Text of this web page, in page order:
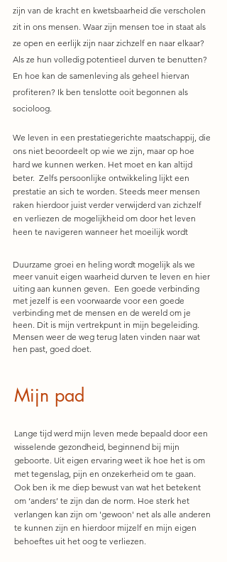
zijn van de kracht en kwetsbaarheid die verscholen
zit in ons mensen. Waar zijn mensen toe in staat als
ze open en eerlijk zijn naar zichzelf en naar elkaar?
Als ze hun volledig potentieel durven te benutten?
En hoe kan de samenleving als geheel hiervan
profiteren? Ik ben tenslotte ooit begonnen als
socioloog.
We leven in een prestatiegerichte maatschappij, die
ons niet beoordeelt op wie we zijn, maar op hoe
hard we kunnen werken. Het moet en kan altijd
beter. Zelfs persoonlijke ontwikkeling lijkt een
prestatie an sich te worden. Steeds meer mensen
raken hierdoor juist verder verwijderd van zichzelf
en verliezen de mogelijkheid om door het leven
heen te navigeren wanneer het moeilijk wordt
Mijn pad
Lange tijd werd mijn leven mede bepaald door een
wisselende gezondheid, beginnend bij mijn
geboorte. Uit eigen ervaring weet ik hoe het is om
met tegenslag, pijn en onzekerheid om te gaan.
Ook ben ik me diep bewust van wat het betekent
om ‘anders’ te zijn dan de norm. Hoe sterk het
verlangen kan zijn om 'gewoon' net als alle anderen
te kunnen zijn en hierdoor mijzelf en mijn eigen
behoeftes uit het oog te verliezen.
Duurzame groei en heling wordt mogelijk als we
meer vanuit eigen waarheid durven te leven en hier
uiting aan kunnen geven. Een goede verbinding
met jezelf is een voorwaarde voor een goede
verbinding met de mensen en de wereld om je
heen. Dit is mijn vertrekpunt in mijn begeleiding.
Mensen weer de weg terug laten vinden naar wat
hen past, goed doet.